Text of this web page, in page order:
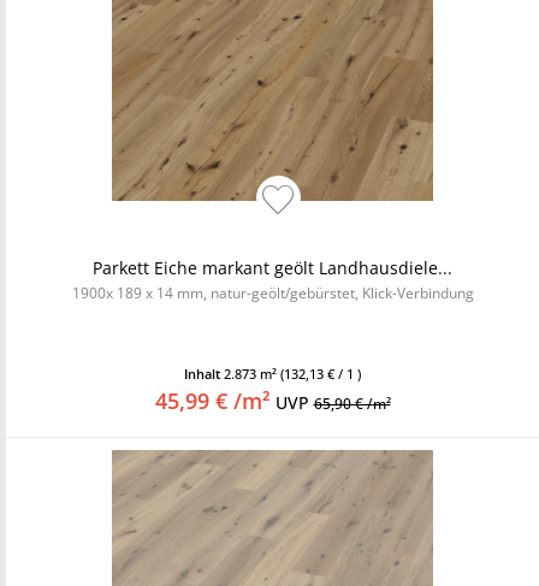
Parkett Eiche markant geölt Landhausdiele...
1900x 189 x 14 mm, natur-geölt/gebürstet, Klick-Verbindung
Inhalt 2.873 m² (132,13 € / 1 )
45,99 € /m² UVP65,90 € /m²